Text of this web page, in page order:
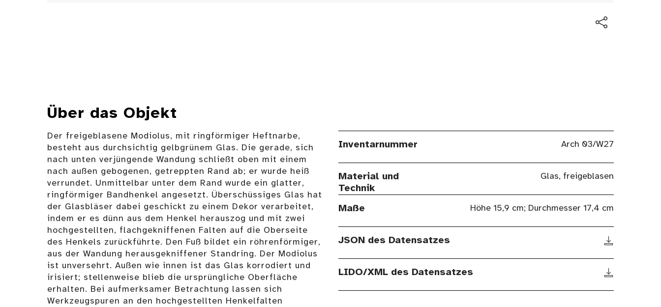
Über das Objekt
Der freigeblasene Modiolus, mit ringförmiger Heftnarbe,
besteht aus durchsichtig gelbgrünem Glas. Die gerade, sich
nach unten verjüngende Wandung schließt oben mit einem
nach außen gebogenen, getreppten Rand ab; er wurde heiß
verrundet. Unmittelbar unter dem Rand wurde ein glatter,
ringförmiger Bandhenkel angesetzt. Überschüssiges Glas hat
der Glasbläser dabei geschickt zu einem Dekor verarbeitet,
indem er es dünn aus dem Henkel herauszog und mit zwei
hochgestellten, flachgekniffenen Falten auf die Oberseite
des Henkels zurückführte. Den Fuß bildet ein röhrenförmiger,
aus der Wandung herausgekniffener Standring. Der Modiolus
ist unversehrt. Außen wie innen ist das Glas korrodiert und
irisiert; stellenweise blieb die ursprüngliche Oberfläche
erhalten. Bei aufmerksamer Betrachtung lassen sich
Werkzeugspuren an den hochgestellten Henkelfalten
Inventarnummer Arch 03/W27
Material und
Technik
Glas, freigeblasen
Maße Höhe 15,9 cm; Durchmesser 17,4 cm
JSON des Datensatzes
LIDO/XML des Datensatzes